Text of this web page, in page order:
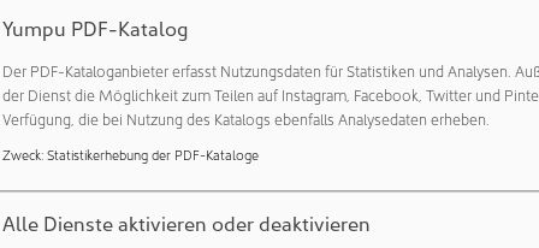
bei Downstream-Anwendungen wie RT-qPCR und
das EchoLUTION Tissue RNA Kit das Engagement von
Praktiken, da im Vergleich zu anderen
verbraucht wird und keine gefährlichen Reagenzien mehr
Yumpu PDF-Katalog
Der PDF-Kataloganbieter erfasst Nutzungsdaten für Statistiken und Analysen.
der Dienst die Möglichkeit zum Teilen auf Instagram, Facebook, Twitter und
Verfügung, die bei Nutzung des Katalogs ebenfalls Analysedaten erheben.
Zweck: Statistikerhebung der PDF-Kataloge
Alle Dienste aktivieren oder deaktivieren